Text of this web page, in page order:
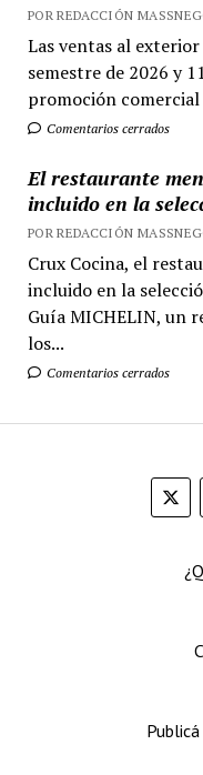
POR REDACCIÓN
Las ventas al
semestre de 2026 y
promoción comercial
Comentarios cerrados
El restaurante
incluido en la
POR REDACCIÓN
Crux Cocina, el
incluido en la
Guía MICHELIN, un
los...
Comentarios cerrados
Publicá